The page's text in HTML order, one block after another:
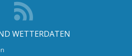
WETTERDATEN